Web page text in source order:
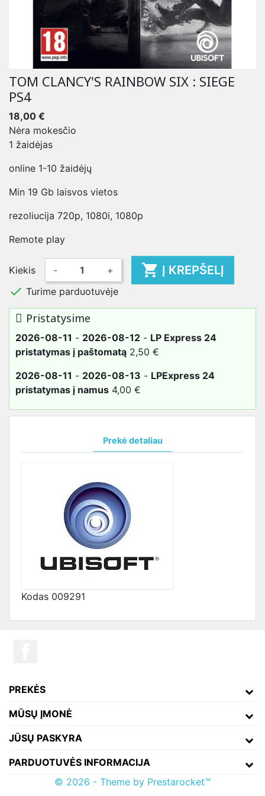
TOM CLANCY'S RAINBOW SIX : SIEGE
PS4
18,00 €
Nėra mokesčio
1 žaidėjas
online 1-10 žaidėjų
Min 19 Gb laisvos vietos
rezoliucija 720p, 1080i, 1080p
Remote play
Kiekis - +  Į KREPŠELĮ
 Turime parduotuvėje
Pristatysime
2026-08-11 - 2026-08-12 - LP Express 24
pristatymas į paštomatą 2,50 €
2026-08-11 - 2026-08-13 - LPExpress 24
pristatymas į namus 4,00 €
Prekė detaliau
Kodas 009291
PREKĖS
MŪSŲ ĮMONĖ
JŪSŲ PASKYRA
PARDUOTUVĖS INFORMACIJA
© 2026 - Theme by Prestarocket™